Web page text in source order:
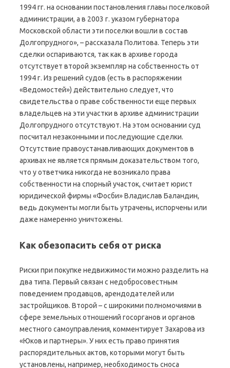
1994 гг. на основании постановления главы поселковой
администрации, а в 2003 г. указом губернатора
Московской области эти поселки вошли в состав
Долгопрудного», – рассказала Политова. Теперь эти
сделки оспариваются, так как в архиве города
отсутствует второй экземпляр на собственность от
1994 г. Из решений судов (есть в распоряжении
«Ведомостей») действительно следует, что
свидетельства о праве собственности еще первых
владельцев на эти участки в архиве администрации
Долгопрудного отсутствуют. На этом основании суд
посчитал незаконными и последующие сделки.
Отсутствие правоустанавливающих документов в
архивах не является прямым доказательством того,
что у ответчика никогда не возникало права
собственности на спорный участок, считает юрист
юридической фирмы «Фосби» Владислав Баландин,
ведь документы могли быть утрачены, испорчены или
даже намеренно уничтожены.
Как обезопасить себя от риска
Риски при покупке недвижимости можно разделить на
два типа. Первый связан с недобросовестным
поведением продавцов, арендодателей или
застройщиков. Второй – с широкими полномочиями в
сфере земельных отношений госорганов и органов
местного самоуправления, комментирует Захарова из
«Юков и партнеры». У них есть право принятия
распорядительных актов, которыми могут быть
установлены, например, необходимость сноса